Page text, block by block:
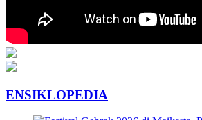
ENSIKLOPEDIA